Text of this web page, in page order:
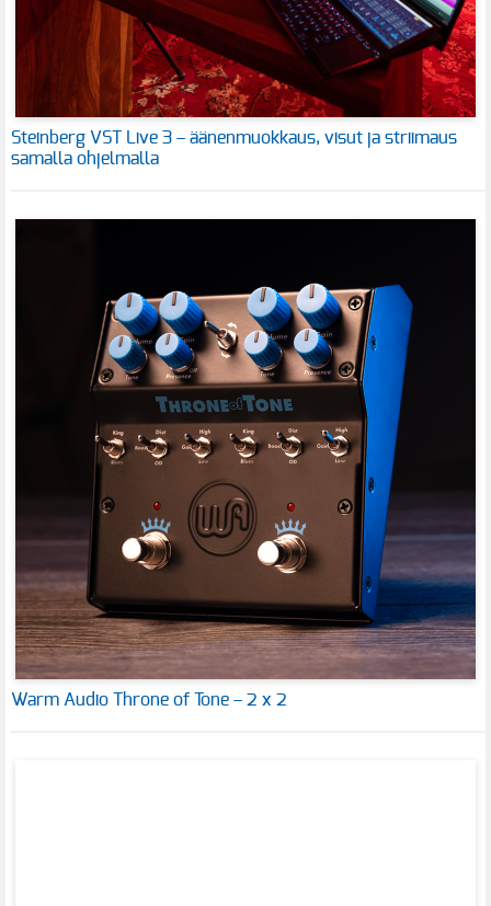
Steinberg VST Live 3 – äänenmuokkaus, visut ja striimaus
samalla ohjelmalla
Warm Audio Throne of Tone – 2 x 2